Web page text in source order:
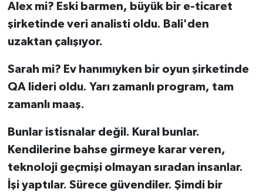
Alex mi? Eski barmen, büyük bir e-ticaret
şirketinde veri analisti oldu. Bali'den
uzaktan çalışıyor.
Sarah mi? Ev hanımıyken bir oyun şirketinde
QA lideri oldu. Yarı zamanlı program, tam
zamanlı maaş.
Bunlar istisnalar değil. Kural bunlar.
Kendilerine bahse girmeye karar veren,
teknoloji geçmişi olmayan sıradan insanlar.
İşi yaptılar. Sürece güvendiler. Şimdi bir